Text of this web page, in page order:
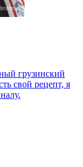
грузинский
свой рецепт, я